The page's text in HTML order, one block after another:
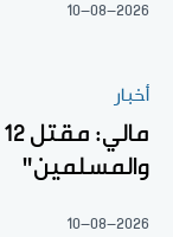
10-08-2026
أخبار
والمسلمين"
10-08-2026